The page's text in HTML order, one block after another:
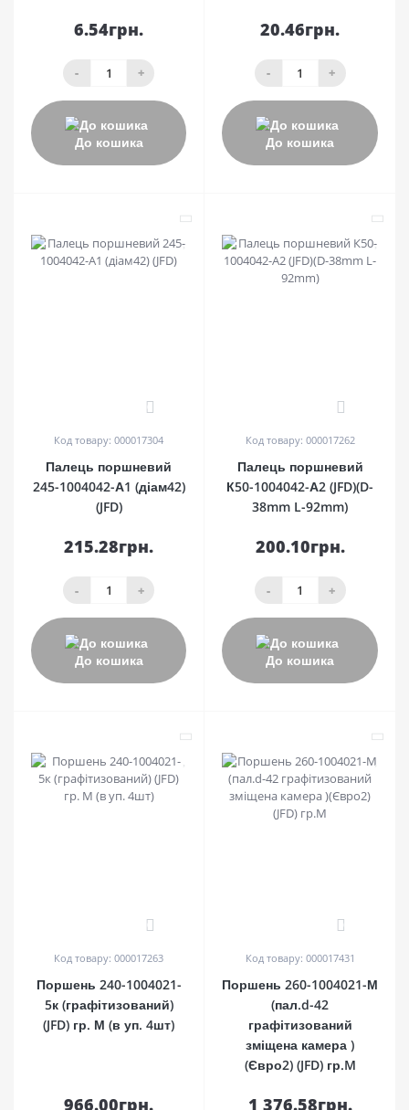
6.54грн.
- +
До кошика
20.46грн.
- +
До кошика
Код товару: 000017304
Палець поршневий
245-1004042-А1 (діам42)
(JFD)
215.28грн.
- +
До кошика
Код товару: 000017262
Палець поршневий
К50-1004042-А2 (JFD)(D-
38mm L-92mm)
200.10грн.
- +
До кошика
Код товару: 000017263
Поршень 240-1004021-
5к (графітизований)
(JFD) гр. М (в уп. 4шт)
966.00грн.
Код товару: 000017431
Поршень 260-1004021-М
(пал.d-42
графітизований
зміщена камера )
(Євро2) (JFD) гр.M
1 376.58грн.